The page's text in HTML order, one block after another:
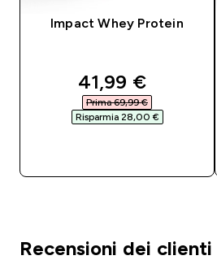
Impact Whey Protein
discounted price
41,99 €‎
Prima 69,99 €‎
Risparmia 28,00 €‎
Recensioni dei clienti